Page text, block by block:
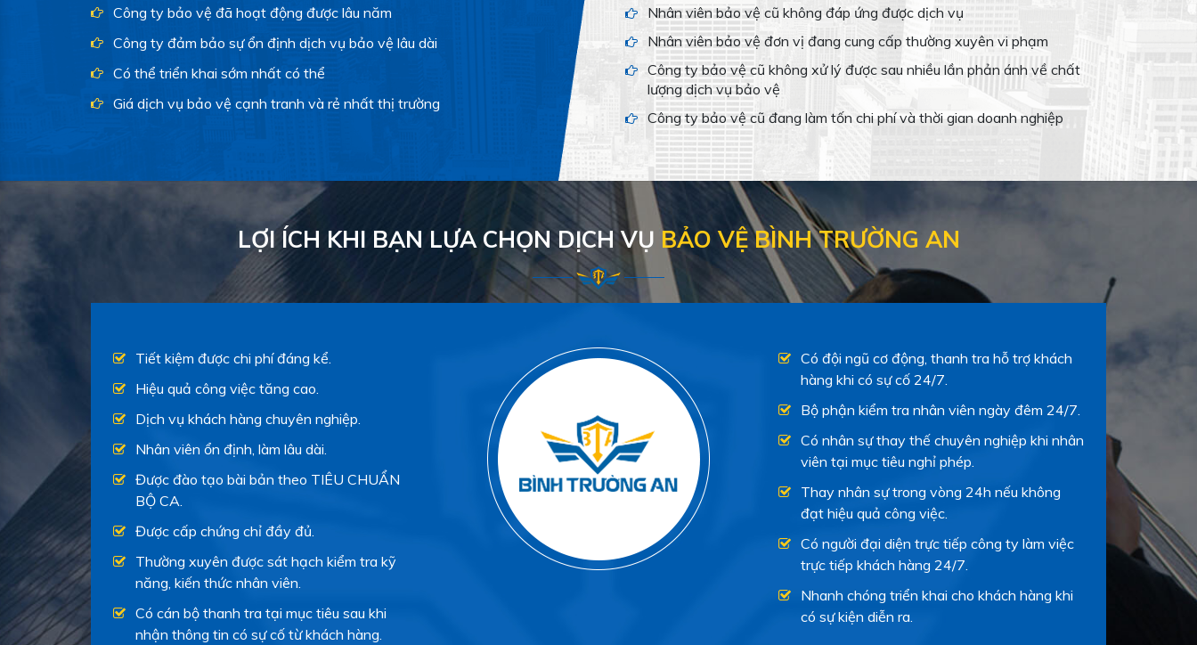
Công ty bảo vệ đã hoạt động được lâu năm
Công ty đảm bảo sự ổn định dịch vụ bảo vệ lâu dài
Có thể triển khai sớm nhất có thể
Giá dịch vụ bảo vệ cạnh tranh và rẻ nhất thị trường
Nhân viên bảo vệ cũ không đáp ứng được dịch vụ
Nhân viên bảo vệ đơn vị đang cung cấp thường xuyên vi phạm
Công ty bảo vệ cũ không xử lý được sau nhiều lần phản ánh về chất
lượng dịch vụ bảo vệ
Công ty bảo vệ cũ đang làm tốn chi phí và thời gian doanh nghiệp
LỢI ÍCH KHI BẠN LỰA CHỌN DỊCH VỤ BẢO VỆ BÌNH TRƯỜNG AN
Tiết kiệm được chi phí đáng kể.
Hiệu quả công việc tăng cao.
Dịch vụ khách hàng chuyên nghiệp.
Nhân viên ổn định, làm lâu dài.
Được đào tạo bài bản theo TIÊU CHUẨN
BỘ CA.
Được cấp chứng chỉ đầy đủ.
Thường xuyên được sát hạch kiểm tra kỹ
năng, kiến thức nhân viên.
Có cán bộ thanh tra tại mục tiêu sau khi
nhận thông tin có sự cố từ khách hàng.
Có đội ngũ cơ động, thanh tra hỗ trợ khách
hàng khi có sự cố 24/7.
Bộ phận kiểm tra nhân viên ngày đêm 24/7.
Có nhân sự thay thế chuyên nghiệp khi nhân
viên tại mục tiêu nghỉ phép.
Thay nhân sự trong vòng 24h nếu không
đạt hiệu quả công việc.
Có người đại diện trực tiếp công ty làm việc
trực tiếp khách hàng 24/7.
Nhanh chóng triển khai cho khách hàng khi
có sự kiện diễn ra.